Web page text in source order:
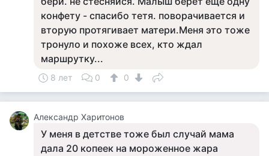
конфету - спасибо тетя. поворачивается и
вторую протягивает матери.Меня это тоже
тронуло и похоже всех, кто ждал
маршрутку...
8 лет 0 0
Александр Харитонов
У меня в детстве тоже был случай мама
дала 20 копеек на мороженное жара